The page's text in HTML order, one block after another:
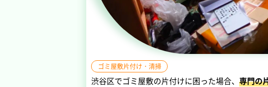
ゴミ屋敷片付け・清掃
渋谷区でゴミ屋敷の片付けに困った場合、 専門の